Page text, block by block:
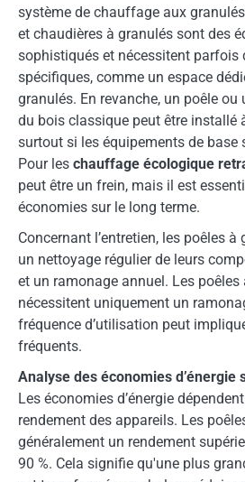
système de chauffage aux
et chaudières à granulés sont des
sophistiqués et nécessitent parfois
spécifiques, comme un espace
granulés. En revanche, un poêle
du bois classique peut être installé
surtout si les équipements de base
Pour les chauffage écologique
peut être un frein, mais il est
économies sur le long terme.
Concernant l’entretien, les poêles
un nettoyage régulier de leurs
et un ramonage annuel. Les poêles
nécessitent uniquement un
fréquence d’utilisation peut
fréquents.
Analyse des économies d’énergie
Les économies d’énergie
rendement des appareils. Les
généralement un rendement
90 %. Cela signifie qu'une plus